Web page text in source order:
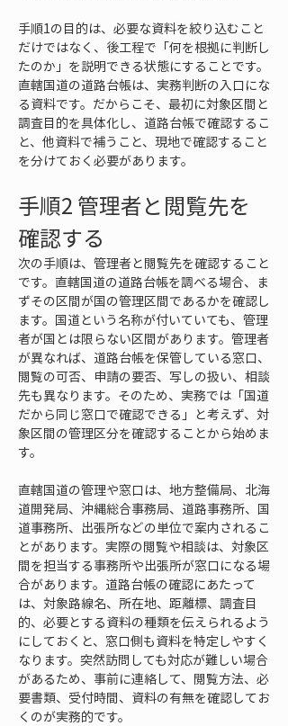
手順1の目的は、必要な資料を絞り込むこと
だけではなく、後工程で「何を根拠に判断し
たのか」を説明できる状態にすることです。
直轄国道の道路台帳は、実務判断の入口にな
る資料です。だからこそ、最初に対象区間と
調査目的を具体化し、道路台帳で確認するこ
と、他資料で補うこと、現地で確認すること
を分けておく必要があります。
手順2 管理者と閲覧先を
確認する
次の手順は、管理者と閲覧先を確認すること
です。直轄国道の道路台帳を調べる場合、ま
ずその区間が国の管理区間であるかを確認し
ます。国道という名称が付いていても、管理
者が国とは限らない区間があります。管理者
が異なれば、道路台帳を保管している窓口、
閲覧の可否、申請の要否、写しの扱い、相談
先も異なります。そのため、実務では「国道
だから同じ窓口で確認できる」と考えず、対
象区間の管理区分を確認することから始めま
す。
直轄国道の管理や窓口は、地方整備局、北海
道開発局、沖縄総合事務局、道路事務所、国
道事務所、出張所などの単位で案内されるこ
とがあります。実際の閲覧や相談は、対象区
間を担当する事務所や出張所が窓口になる場
合があります。道路台帳の確認にあたって
は、対象路線名、所在地、距離標、調査目
的、必要とする資料の種類を伝えられるよう
にしておくと、窓口側も資料を特定しやすく
なります。突然訪問しても対応が難しい場合
があるため、事前に連絡して、閲覧方法、必
要書類、受付時間、資料の有無を確認してお
くのが実務的です。